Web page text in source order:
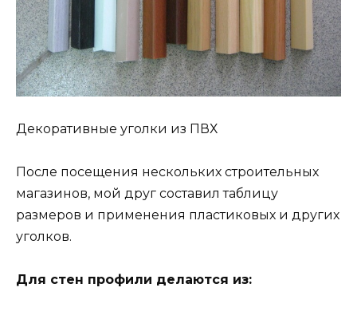
Декоративные уголки из ПВХ
После посещения нескольких строительных
магазинов, мой друг составил таблицу
размеров и применения пластиковых и других
уголков.
Для стен профили делаются из: